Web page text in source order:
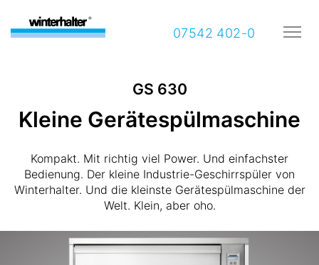
07542 402-0
GS 630
Kleine Gerätespülmaschine
Kompakt. Mit richtig viel Power. Und einfachster
Bedienung. Der kleine Industrie-Geschirrspüler von
Winterhalter. Und die kleinste Gerätespülmaschine der
Welt. Klein, aber oho.